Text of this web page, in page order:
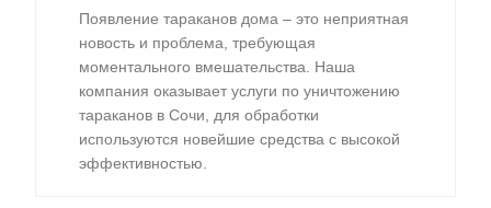
Появление тараканов дома – это неприятная
новость и проблема, требующая
моментального вмешательства. Наша
компания оказывает услуги по уничтожению
тараканов в Сочи, для обработки
используются новейшие средства с высокой
эффективностью.